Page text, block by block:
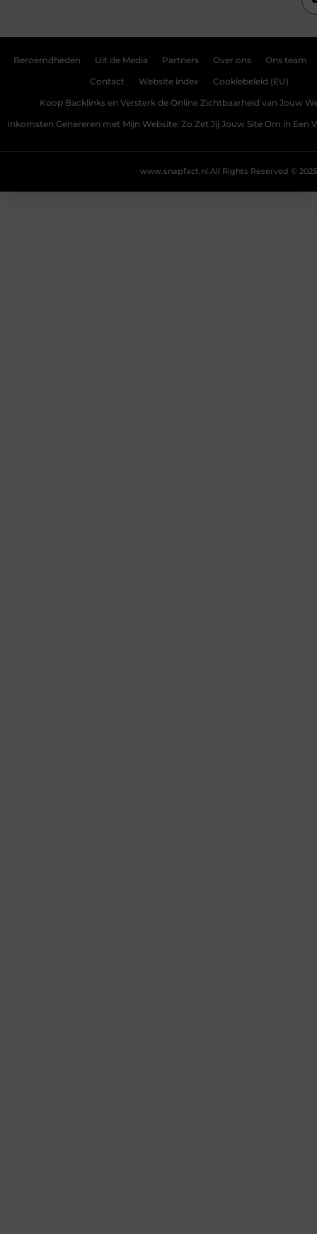
Beroemdheden Uit de Media Partners Over ons Ons team
Contact Website index Cookiebeleid (EU)
Koop Backlinks en Versterk de Online Zichtbaarheid van Jouw
Inkomsten Genereren met Mijn Website: Zo Zet Jij Jouw Site Om in Een
All Rights Reserved © 2025
www.snapfact.nl.